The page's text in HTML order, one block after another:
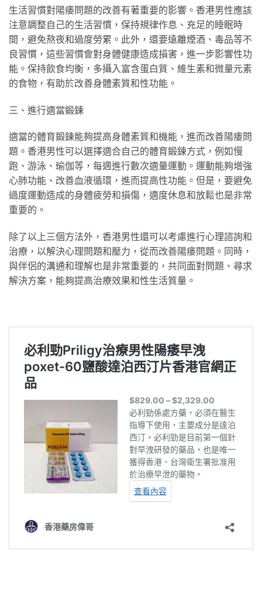
生活習慣對陽痿問題的改善有著重要的影響。香港男性應該
注意調整自己的生活習慣，保持規律作息、充足的睡眠時
間，避免熬夜和過度勞累。此外，還要遠離煙酒、毒品等不
良習慣，這些習慣會對身體健康造成損害，進一步影響性功
能。保持飲食均衡，多攝入富含蛋白質、維生素和微量元素
的食物，有助於改善身體素質和性功能。
三、進行適當鍛鍊
適當的體育鍛鍊能夠提高身體素質和機能，進而改善陽痿問
題。香港男性可以選擇適合自己的體育鍛鍊方式，例如慢
跑、游泳、瑜伽等，每週進行數次適量運動。運動能夠增強
心肺功能、改善血液循環，進而提高性功能。但是，要避免
過度運動造成的身體疲勞和損傷，適度休息和放鬆也是非常
重要的。
除了以上三個方法外，香港男性還可以考慮進行心理諮詢和
治療，以解決心理問題和壓力，從而改善陽痿問題。同時，
與伴侶的溝通和理解也是非常重要的，共同面對問題、尋求
解決方案，能夠提高治療效果和性生活質量。